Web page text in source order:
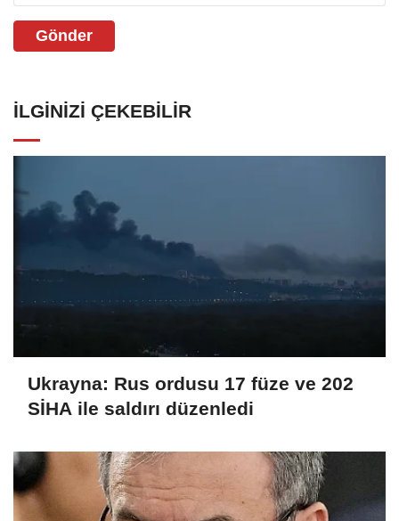
Gönder
İLGINIZI ÇEKEBILIR
Ukrayna: Rus ordusu 17 füze ve 202
SİHA ile saldırı düzenledi